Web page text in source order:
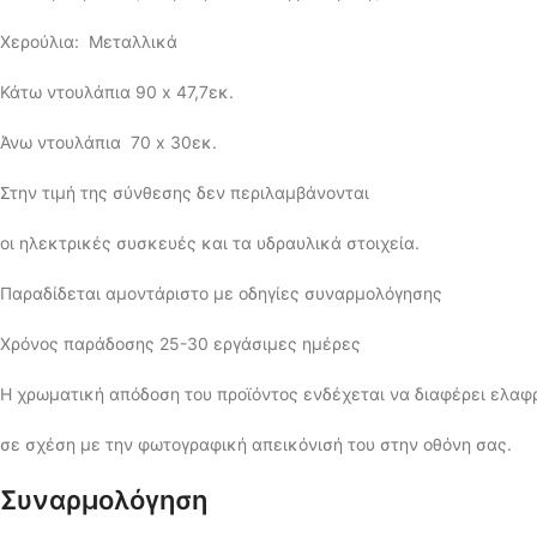
Χερούλια: Μεταλλικά
Κάτω ντουλάπια 90 x 47,7εκ.
Άνω ντουλάπια 70 x 30εκ.
Στην τιμή της σύνθεσης δεν περιλαμβάνονται
οι ηλεκτρικές συσκευές και τα υδραυλικά στοιχεία.
Παραδίδεται αμοντάριστο με οδηγίες συναρμολόγησης
Χρόνος παράδοσης 25-30 εργάσιμες ημέρες
Η χρωματική απόδοση του προϊόντος ενδέχεται να διαφέρει
σε σχέση με την φωτογραφική απεικόνισή του στην οθόνη σας.
Συναρμολόγηση